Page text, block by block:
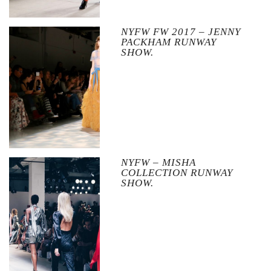
NYFW FW 2017 – JENNY
PACKHAM RUNWAY
SHOW.
NYFW – MISHA
COLLECTION RUNWAY
SHOW.